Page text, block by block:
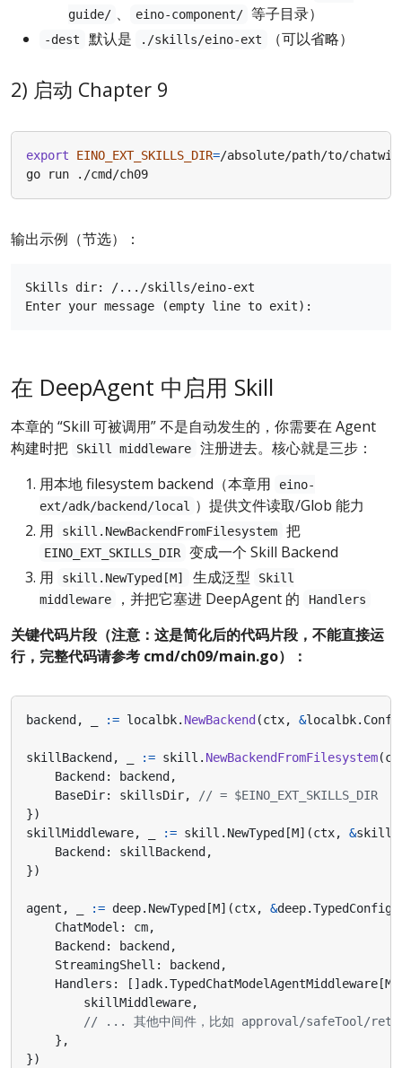
guide/ 、 eino-component/ 等子目录）
-dest 默认是 ./skills/eino-ext （可以省略）
2) 启动 Chapter 9
export EINO_EXT_SKILLS_DIR=
输出示例（节选）：
Skills dir: /.../skills/eino-ext
在 DeepAgent 中启用 Skill
本章的 “Skill 可被调用” 不是自动发生的，你需要在 Agent
构建时把
Skill middleware
注册进去。核心就是三步：
用本地 filesystem backend（本章用
eino-
ext/adk/backend/local
）提供文件读取/Glob 能力
用
skill.NewBackendFromFilesystem 把
EINO_EXT_SKILLS_DIR
变成一个 Skill Backend
用
skill.NewTyped[M] 生成泛型
Skill
middleware
，并把它塞进 DeepAgent 的 Handlers
关键代码片段（注意：这是简化后的代码片段，不能直接运
行，完整代码请参考 cmd/ch09/main.go）：
backend , := localbk. NewBackend (ctx, &localbk.
skillBackend , := skill . NewBackendFromFilesystem(
Backend : backend ,
BaseDir: skillsDir,
// = $EINO_EXT_SKILLS_DIR
})
skillMiddleware, := skill . NewTyped [M](ctx, &skill
Backend : skillBackend ,
})
agent , := deep. NewTyped [M](ctx, &deep.TypedConfig
ChatModel : cm,
Backend : backend ,
StreamingShell : backend ,
Handlers : [] adk.TypedChatModelAgentMiddleware [M
skillMiddleware,
// ... 其他中间件，比如 approval/safeTool/
},
})